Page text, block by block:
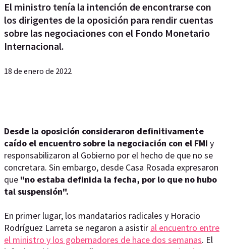
El ministro tenía la intención de encontrarse con
los dirigentes de la oposición para rendir cuentas
sobre las negociaciones con el Fondo Monetario
Internacional.
18 de enero de 2022
Desde la oposición consideraron definitivamente
caído el encuentro sobre la negociación con el FMI y
responsabilizaron al Gobierno por el hecho de que no se
concretara. Sin embargo, desde Casa Rosada expresaron
que "no estaba definida la fecha, por lo que no hubo
tal suspensión".
En primer lugar, los mandatarios radicales y Horacio
Rodríguez Larreta se negaron a asistir al encuentro entre
el ministro y los gobernadores de hace dos semanas. El